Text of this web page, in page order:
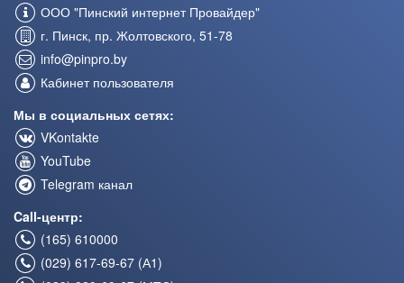
ООО "Пинский интернет Провайдер"
г. Пинск, пр. Жолтовского, 51-78
info@pinpro.by
Кабинет пользователя
Мы в социальных сетях:
VKontakte
YouTube
Telegram канал
Call-центр:
(165) 610000
(029) 617-69-67 (А1)